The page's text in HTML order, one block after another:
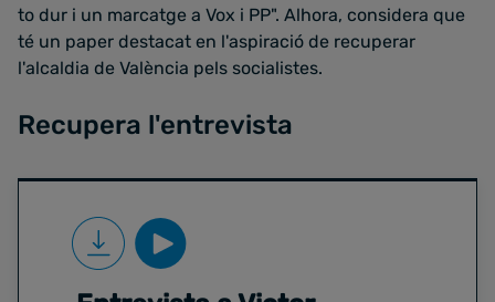
to dur i un marcatge a Vox i PP". Alhora, considera que
té un paper destacat en l'aspiració de recuperar
l'alcaldia de València pels socialistes.
Recupera l'entrevista